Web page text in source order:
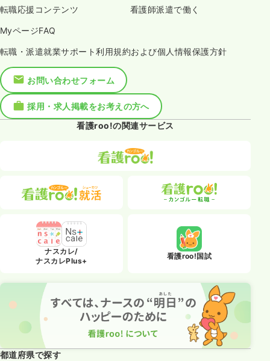
転職応援コンテンツ 看護師派遣で働く
MyページFAQ
転職・派遣就業サポート利用規約および個人情報保護方針
お問い合わせフォーム
採用・求人掲載をお考えの方へ
看護roo!の関連サービス
ナスカレ/
ナスカレPlus+
看護roo!国試
都道府県で探す